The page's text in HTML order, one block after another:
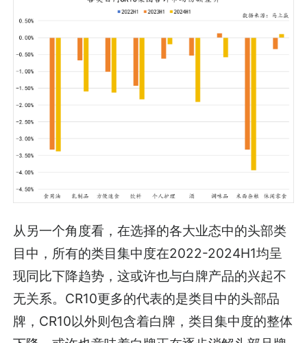
从另一个角度看，在选择的各大业态中的头部类
目中，所有的类目集中度在2022-2024H1均呈
现同比下降趋势，这或许也与白牌产品的兴起不
无关系。CR10更多的代表的是类目中的头部品
牌，CR10以外则包含着白牌，类目集中度的整体